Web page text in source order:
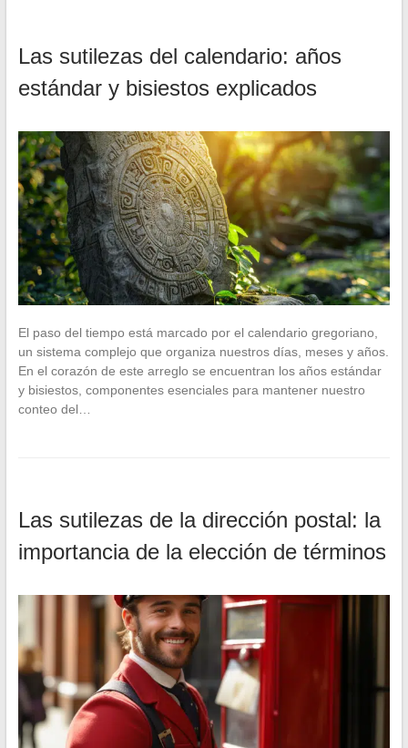
Las sutilezas del calendario: años
estándar y bisiestos explicados
El paso del tiempo está marcado por el calendario gregoriano,
un sistema complejo que organiza nuestros días, meses y años.
En el corazón de este arreglo se encuentran los años estándar
y bisiestos, componentes esenciales para mantener nuestro
conteo del…
Las sutilezas de la dirección postal: la
importancia de la elección de términos